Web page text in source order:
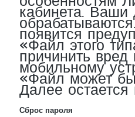
кабинета.
появится
«Файл этого
причинить
мобильному
«Файл может
Далее остается
Сброс пароля